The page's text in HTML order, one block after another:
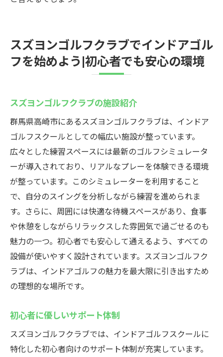
スズヨンゴルフクラブでインドアゴル
フを始めよう|初心者でも安心の環境
スズヨンゴルフクラブの施設紹介
群馬県高崎市にあるスズヨンゴルフクラブは、インドア
ゴルフスクールとしての幅広い施設が整っています。
広々とした練習スペースには最新のゴルフシミュレータ
ーが導入されており、リアルなプレーを体験できる環境
が整っています。このシミュレーターを利用すること
で、自分のスイングを分析しながら練習を進められま
す。さらに、周囲には快適な待機スペースがあり、食事
や休憩をしながらリラックスした雰囲気で過ごせるのも
魅力の一つ。初心者でも安心して通えるよう、すべての
設備が使いやすく設計されています。スズヨンゴルフク
ラブは、インドアゴルフの魅力を最大限に引き出すため
の理想的な場所です。
初心者に優しいサポート体制
スズヨンゴルフクラブでは、インドアゴルフスクールに
特化した初心者向けのサポート体制が充実しています。